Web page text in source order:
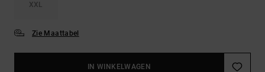
XXL
Zie Maattabel
IN WINKELWAGEN